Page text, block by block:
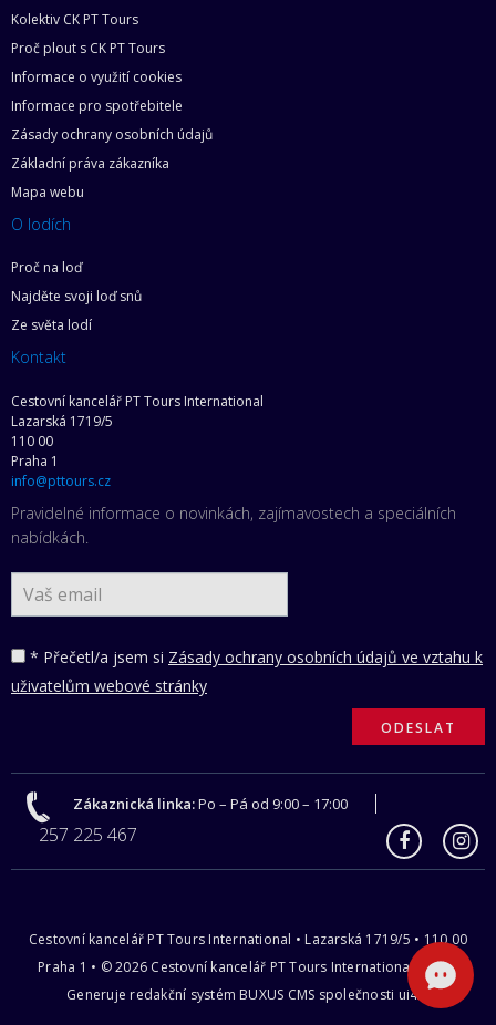
Kolektiv CK PT Tours
Proč plout s CK PT Tours
Informace o využití cookies
Informace pro spotřebitele
Zásady ochrany osobních údajů
Základní práva zákazníka
Mapa webu
O lodích
Proč na loď
Najděte svoji loď snů
Ze světa lodí
Kontakt
Cestovní kancelář PT Tours International
Lazarská 1719/5
110 00
Praha 1
info@pttours.cz
Pravidelné informace o novinkách, zajímavostech a speciálních
nabídkách.
* Přečetl/a jsem si Zásady ochrany osobních údajů ve vztahu k
uživatelům webové stránky
Zákaznická linka:Po – Pá od 9:00 – 17:00
257 225 467
Cestovní kancelář PT Tours International • Lazarská 1719/5 • 110 00
Praha 1 • © 2026 Cestovní kancelář PT Tours International s.r.o |
Generuje redakční systém BUXUS CMS společnosti ui42 .